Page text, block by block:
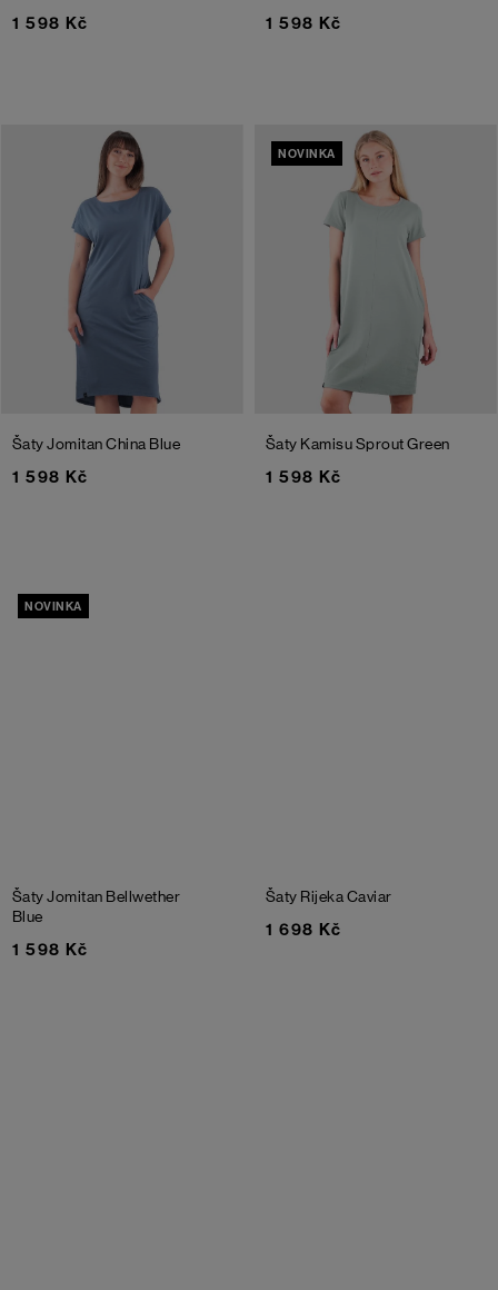
1 598 Kč 1 598 Kč
Šaty JomitanChina Blue
1 598 Kč
NOVINKA
Šaty KamisuSprout Green
1 598 Kč
NOVINKA
Šaty Jomitan Bellwether
Blue
1 598 Kč
Šaty RijekaCaviar
1 698 Kč